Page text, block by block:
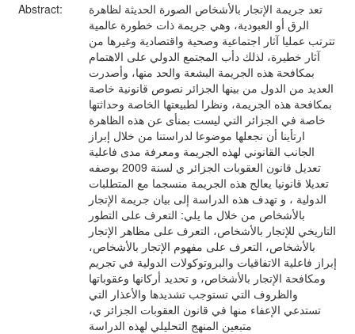
Abstract:
تعد جريمة الإتجار بالأشخاص الصورة الحديثة لظاهرة
الرق أو العبودية، وهي جريمة ذات خطورة عالمية
تترتب عمليا آثار اجتماعية وصحية واقتصادية وغيرها من
آثار خطيرة، لذلك دأب المجتمع الدولي على الاهتمام
بمكافحة هذه الجريمة البشعة والحد منها، وأصدرت
العديد من الدول من بينها الجزائر نصوص قانونية خاصة
بمكافحة هذه الجريمة، ونظرا لطبيعتها الخاصة وحداثتها
خاصة في الجزائر التي ليست بمنأى عن هذه الظاهرة
ارتأينا أن نجعلها موضوعا لدراستنا من خلال إبراز
الجانب القانوني لهذه الجريمة ومعرفة مدى فاعلية
تعديل قانون العقوبات الجزائر ي لسنة 2009 بوصفه
تعديلا قانونيا يعالج هذه الجريمة منسجما مع المتطلبات
الدولية ، و تهدف هذه الدراسة إلى بيان جريمة الإتجار
بالأشخاص من خلال ما يلي: التعرف على التطور
التاريخي للإتجار بالأشخاص، التعرف على مظاهر الإتجار
بالأشخاص، التعرف على مفهوم الإتجار بالأشخاص،
إبراز فاعلية الاتفاقيات والبروتوكولات الدولية في تجريم
ومكافحة الإتجار بالأشخاص، و تحديد أركانها وعقوباتها
والظروف التي تستوجب تشديدها والأعذار التي
تستدعي الإعفاء منها في قانون العقوبات الجزائر ي،
متبعين المنهج التحليلي لهذه الدراسة